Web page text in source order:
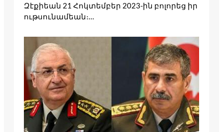
Զէ­քիեան 21 Հոկ­տեմբեր 2023-ին բո­լորեց իր
ութսու­նա­մեան։…